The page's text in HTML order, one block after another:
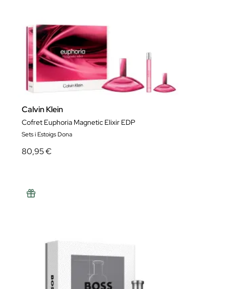
Calvin Klein
Cofret Euphoria Magnetic Elixir EDP
Sets i Estoigs Dona
80,95 €